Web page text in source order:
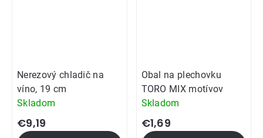
Nerezový chladič na
víno, 19 cm
Skladom
€9,19
Obal na plechovku
TORO MIX motívov
Skladom
€1,69